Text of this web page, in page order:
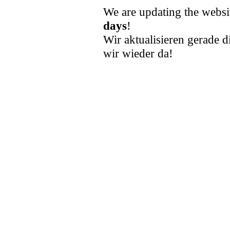
We are updating the
days!
Wir aktualisieren gerade
wir wieder da!